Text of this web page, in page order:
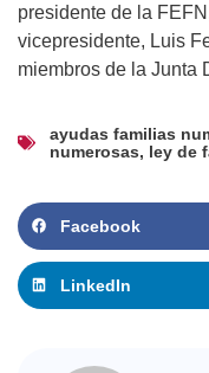
presidente de la
vicepresidente, Luis
miembros de la Junta
ayudas familias
numerosas, ley de
Facebook
LinkedIn